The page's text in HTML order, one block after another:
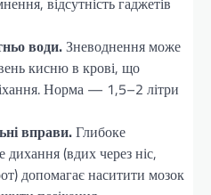
води.Зневоднення може
кисню в крові, що
Норма — 1,5–2 літри
вправи.Глибоке
дихання (вдих через ніс,
допомагає наситити мозок